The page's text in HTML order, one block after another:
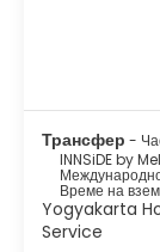
Трансфер -
INNSiDE by
Време на
Yogyakarta
Service